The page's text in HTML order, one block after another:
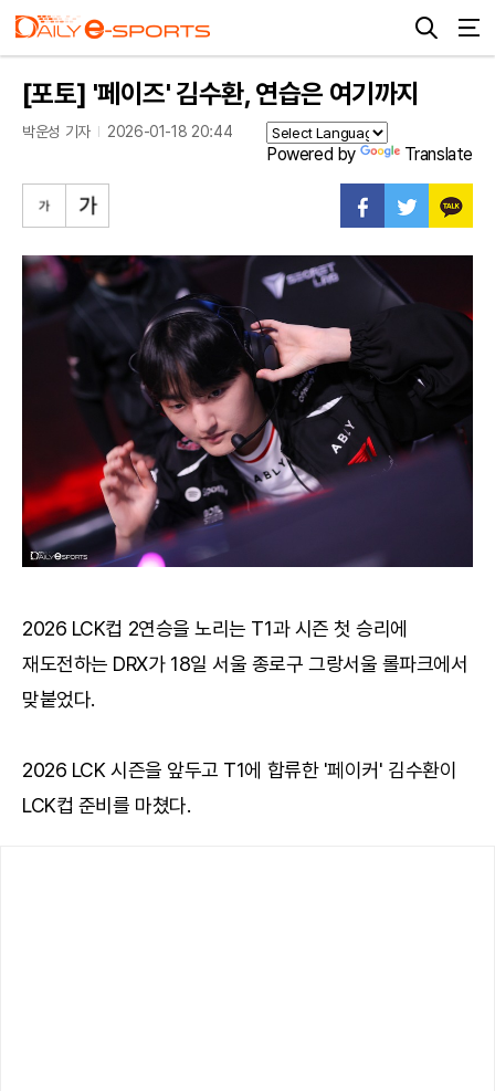
[포토] '페이즈' 김수환, 연습은 여기까지
박운성 기자 2026-01-18 20:44
Powered by Translate
2026 LCK컵 2연승을 노리는 T1과 시즌 첫 승리에
재도전하는 DRX가 18일 서울 종로구 그랑서울 롤파크에서
맞붙었다.
2026 LCK 시즌을 앞두고 T1에 합류한 '페이커' 김수환이
LCK컵 준비를 마쳤다.